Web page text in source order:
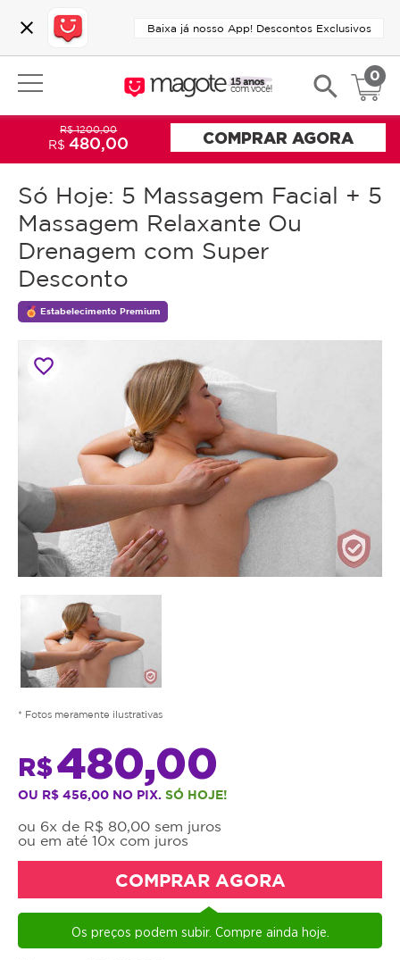
close Baixa já nosso App! Descontos Exclusivos
search 0
Só Hoje: 5 Massagem Facial + 5
Massagem Relaxante Ou
Drenagem com Super
Desconto
Estabelecimento Premium
favorite_border
* Fotos meramente ilustrativas
R$480,00
OU R$ 456,00 NO PIX. SÓ HOJE!
ou 6x de R$ 80,00 sem juros
ou em até 10x com juros
COMPRAR AGORA
Os preços podem subir. Compre ainda hoje.
R$ 1200,00
R$480,00 COMPRAR AGORA